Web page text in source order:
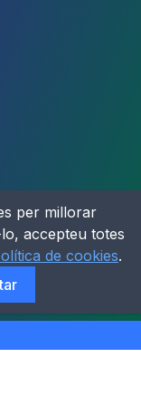
per millorar
accepteu totes
de cookies.